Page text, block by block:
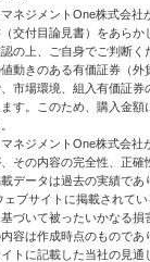
ネジメントOne株式会社
交付目論見書）をあら
の上、ご自身でご判断く
動きのある有価証券（外
市場環境、組入有価証
す。このため、購入金額
ネジメントOne株式会社
その内容の完全性、正確
データは過去の実績であ
ブサイトに掲載されて
づいて被ったいかなる損
容は作成時点のものであ
トに記載した当社の見通